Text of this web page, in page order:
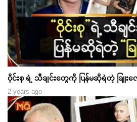
ဝိုင်းစု ရဲ့ သီချင်းတွေကို ပြန်မဆိုရဲတဲ့ ခြူးလ
2 years ago